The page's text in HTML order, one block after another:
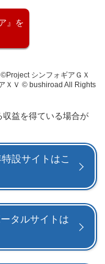
』を
シンフォギアＧＸ
ＸＶ © bushiroad All Rights
益を得ている場合が
設サイトはこ
タルサイトは